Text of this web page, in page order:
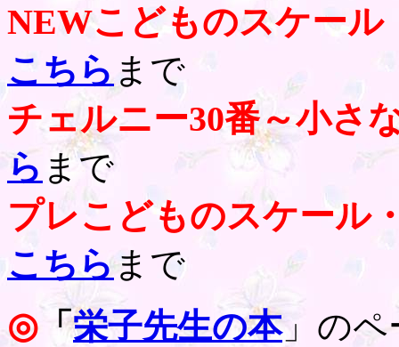
NEWこどものスケール
こちら まで
チェルニー30番～小
ら まで
プレこどものスケール
こちらまで
◎ 「栄子先生の本」のペ